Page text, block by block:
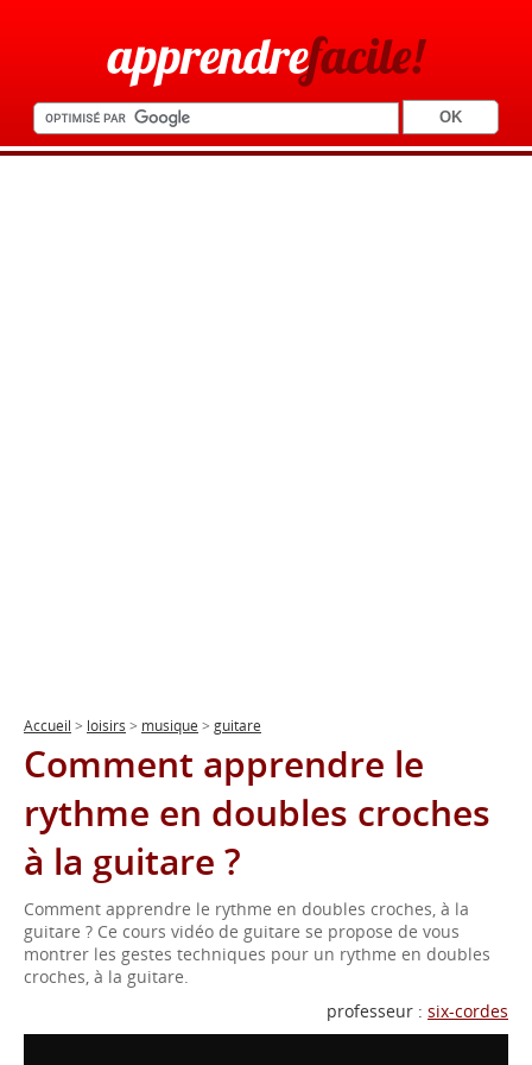
apprendrefacile!
Accueil > loisirs > musique > guitare
Comment apprendre le
rythme en doubles croches
à la guitare ?
Comment apprendre le rythme en doubles croches, à la
guitare ? Ce cours vidéo de guitare se propose de vous
montrer les gestes techniques pour un rythme en doubles
croches, à la guitare.
professeur : six-cordes